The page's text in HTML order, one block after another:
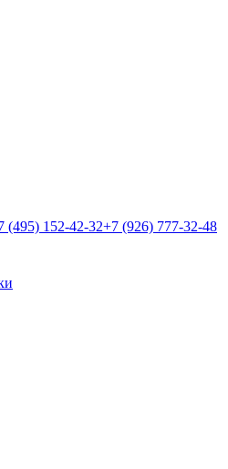
(495) 152-42-32+7 (926) 777-32-48